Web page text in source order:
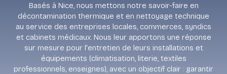
Basés à Nice, nous mettons notre savoir-faire en
décontamination thermique et en nettoyage technique
au service des entreprises locales, commerces, syndics
et cabinets médicaux. Nous leur apportons une réponse
sur mesure pour l'entretien de leurs installations et
équipements (climatisation, literie, textiles
professionnels, enseignes), avec un objectif clair : garantir